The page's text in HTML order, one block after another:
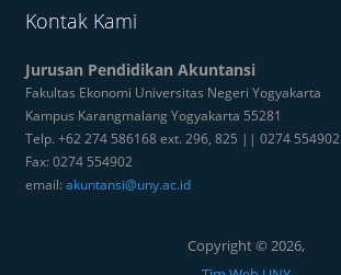
Kontak Kami
Jurusan Pendidikan Akuntansi
Fakultas Ekonomi Universitas Negeri Yogyakarta
Kampus Karangmalang Yogyakarta 55281
Telp. +62 274 586168 ext. 296, 825 || 0274 554902
Fax: 0274 554902
email:akuntansi@uny.ac.id
Copyright © 2026,